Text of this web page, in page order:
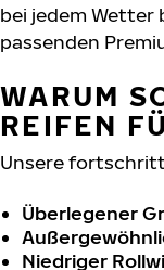
bei jedem Wetter
passenden
WARUM
REIFEN
Unsere
Überlegener
Niedriger